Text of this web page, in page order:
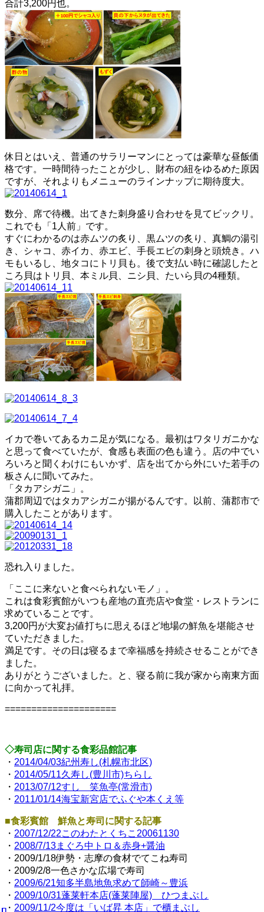
合計3,200円也。
休日とはいえ、普通のサラリーマンにとっては豪華な昼飯価
格です。一時間待ったことが少し、財布の紐をゆるめた原因
ですが、それよりもメニューのラインナップに期待度大。
数分、席で待機。出てきた刺身盛り合わせを見てビックリ。
これでも「1人前」です。
すぐにわかるのは赤ムツの炙り、黒ムツの炙り、真鯛の湯引
き、シャコ、赤イカ、赤エビ、手長エビの刺身と頭焼き。ハ
モもいるし、地タコにトリ貝も。後で支払い時に確認したと
ころ貝はトリ貝、本ミル貝、ニシ貝、たいら貝の4種類。
イカで巻いてあるカニ足が気になる。最初はワタリガニかな
と思って食べていたが、食感も表面の色も違う。店の中でい
ろいろと聞くわけにもいかず、店を出てから外にいた若手の
板さんに聞いてみた。
「タカアシガニ」。
蒲郡周辺ではタカアシガニが揚がるんです。以前、蒲郡市で
購入したことがあります。
恐れ入りました。
「ここに来ないと食べられないモノ」。
これは食彩賓館がいつも産地の直売店や食堂・レストランに
求めていることです。
3,200円が大変お値打ちに思えるほど地場の鮮魚を堪能させ
ていただきました。
満足です。その日は寝るまで幸福感を持続させることができ
ました。
ありがとうございました。と、寝る前に我が家から南東方面
に向かって礼拝。
=====================
◇寿司店に関する食彩品館記事
・ 2014/04/03紀州寿し(札幌市北区)
・ 2014/05/11久寿し(豊川市)ちらし
・ 2013/07/12すし 笑魚亭(常滑市)
・ 2011/01/14海宝新宮店でふぐや本くえ等
■食彩賓館 鮮魚と寿司に関する記事
・ 2007/12/22このわたとくちこ20061130
・ 2008/7/13まぐろ中トロ＆赤身+醤油
・2009/1/18伊勢・志摩の食材でてこね寿司
・2009/2/8一色さかな広場で寿司
・ 2009/6/21知多半島地魚求めて師崎～豊浜
・ 2009/10/31蓬莱軒本店(蓬莱陣屋) ひつまぶし
・ 2009/11/2今度は「いば昇 本店」で櫃まぶし